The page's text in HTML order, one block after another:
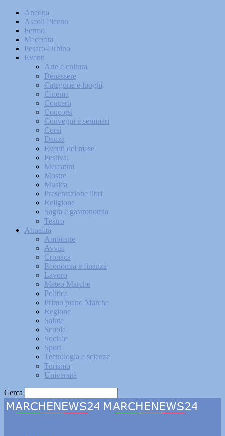
Ancona
Ascoli Piceno
Fermo
Macerata
Pesaro-Urbino
Eventi
Arte e cultura
Benessere
Categorie e luoghi
Cinema
Concerti
Concorsi
Convegni e seminari
Corsi
Danza
Eventi del mese
Festival
Mercatini
Mostre
Musica
Presentazione libri
Religione
Sagra e gastronomia
Teatro
Attualità
Ambiente
Avvisi
Cronaca
Economia e finanza
Lavoro
Meteo Marche
Politica
Primo piano Marche
Regione
Salute
Scuola
Sociale
Sport
Tecnologia e scienze
Turismo
Università
Cerca